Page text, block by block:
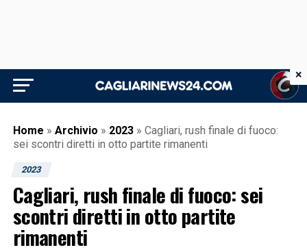
Home » Archivio » 2023 » Cagliari, rush finale di fuoco:
sei scontri diretti in otto partite rimanenti
2023
Cagliari, rush finale di fuoco: sei
scontri diretti in otto partite
rimanenti
×